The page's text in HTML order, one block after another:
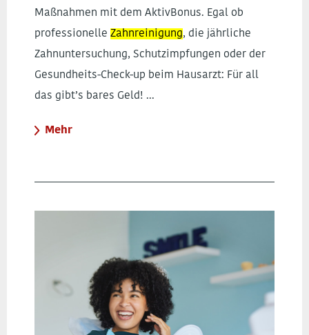
Maßnahmen mit dem AktivBonus. Egal ob
professionelle Zahnreinigung, die jährliche
Zahnuntersuchung, Schutzimpfungen oder der
Gesundheits-Check-up beim Hausarzt: Für all
das gibt’s bares Geld! ...
Mehr